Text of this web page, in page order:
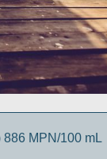
MPN/100 mL